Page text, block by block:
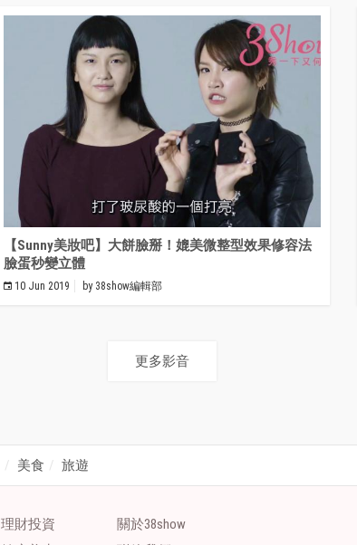
【Sunny美妝吧】大餅臉掰！媲美微整型效果修容法
臉蛋秒變立體
10 Jun 2019 by 38show編輯部
更多影音
美食 旅遊
理財投資
關於38show